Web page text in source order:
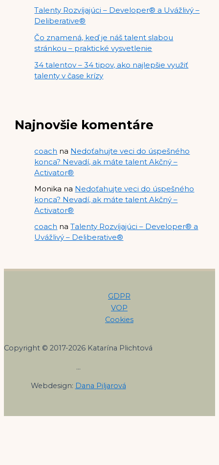
Talenty Rozvíjajúci – Developer® a Uvážlivý –
Deliberative®
Čo znamená, keď je náš talent slabou
stránkou – praktické vysvetlenie
34 talentov – 34 tipov, ako najlepšie využiť
talenty v čase krízy
Najnovšie komentáre
coach na Nedoťahujte veci do úspešného
konca? Nevadí, ak máte talent Akčný –
Activator®
Monika na Nedoťahujte veci do úspešného
konca? Nevadí, ak máte talent Akčný –
Activator®
coach naTalenty Rozvíjajúci – Developer® a
Uvážlivý – Deliberative®
GDPR
VOP
Cookies
Copyright © 2017-2026 Katarína Plichtová
…
Webdesign: Dana Piljarová